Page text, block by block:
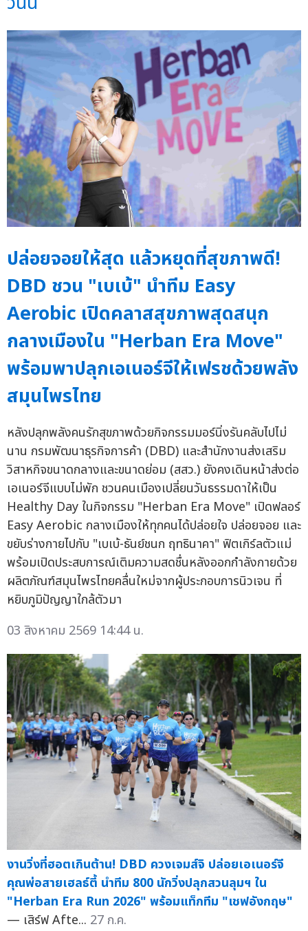
ปล่อยจอยให้สุด แล้วหยุดที่สุขภาพดี!
DBD ชวน "เบเบ้" นำทีม Easy
Aerobic เปิดคลาสสุขภาพสุดสนุก
กลางเมืองใน "Herban Era Move"
พร้อมพาปลุกเอเนอร์จีให้เฟรชด้วยพลัง
สมุนไพรไทย
หลังปลุกพลังคนรักสุขภาพด้วยกิจกรรมมอร์นิ่งรันคลับไปไม่
นาน กรมพัฒนาธุรกิจการค้า (DBD) และสำนักงานส่งเสริม
วิสาหกิจขนาดกลางและขนาดย่อม (สสว.) ยังคงเดินหน้าส่งต่อ
เอเนอร์จีแบบไม่พัก ชวนคนเมืองเปลี่ยนวันธรรมดาให้เป็น
Healthy Day ในกิจกรรม "Herban Era Move" เปิดฟลอร์
Easy Aerobic กลางเมืองให้ทุกคนได้ปล่อยใจ ปล่อยจอย และ
ขยับร่างกายไปกับ "เบเบ้-ธันย์ชนก ฤทธินาคา" ฟิตเกิร์ลตัวแม่
พร้อมเปิดประสบการณ์เติมความสดชื่นหลังออกกำลังกายด้วย
ผลิตภัณฑ์สมุนไพรไทยคลื่นใหม่จากผู้ประกอบการนิวเจน ที่
หยิบภูมิปัญญาใกล้ตัวมา
03 สิงหาคม 2569 14:44 น.
งานวิ่งที่ฮอตเกินต้าน! DBD ควงเจมส์จิ ปล่อยเอเนอร์จี
คุณพ่อสายเฮลธ์ตี้ นำทีม 800 นักวิ่งปลุกสวนลุมฯ ใน
"Herban Era Run 2026" พร้อมแท็กทีม "เชฟอังกฤษ"
— เสิร์ฟ Afte... 27 ก.ค.